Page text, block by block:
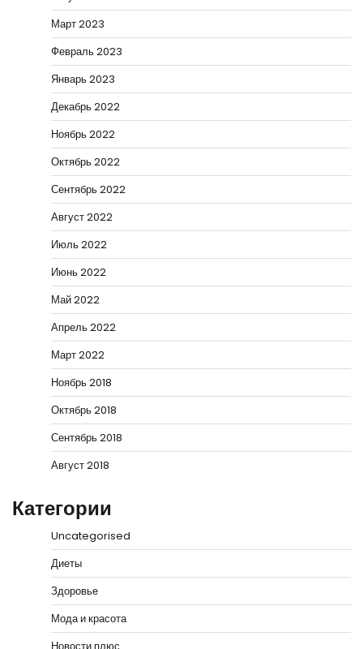
Март 2023
Февраль 2023
Январь 2023
Декабрь 2022
Ноябрь 2022
Октябрь 2022
Сентябрь 2022
Август 2022
Июль 2022
Июнь 2022
Май 2022
Апрель 2022
Март 2022
Ноябрь 2018
Октябрь 2018
Сентябрь 2018
Август 2018
Категории
Uncategorised
Диеты
Здоровье
Мода и красота